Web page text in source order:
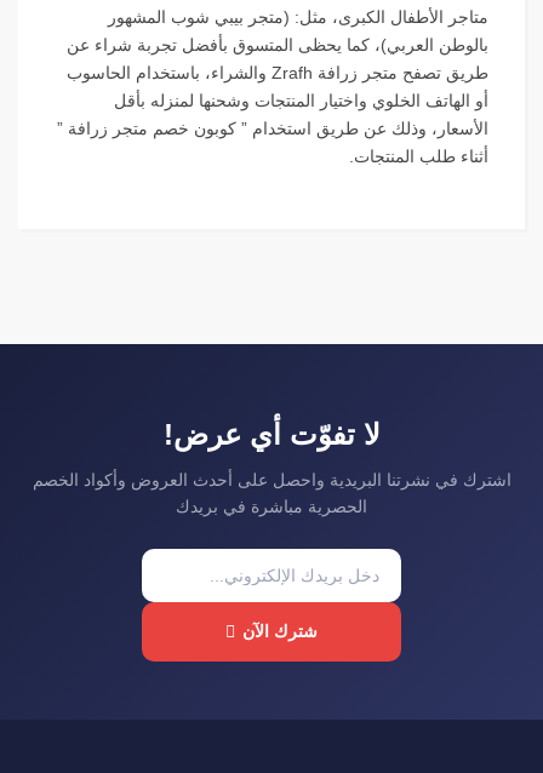
متاجر الأطفال الكبرى، مثل: (متجر بيبي شوب المشهور
بالوطن العربي)، كما يحظى المتسوق بأفضل تجربة شراء عن
طريق تصفح متجر زرافة Zrafh والشراء، باستخدام الحاسوب
أو الهاتف الخلوي واختيار المنتجات وشحنها لمنزله بأقل
الأسعار، وذلك عن طريق استخدام ” كوبون خصم متجر زرافة ”
أثناء طلب المنتجات.
لا تفوّت أي عرض!
اشترك في نشرتنا البريدية واحصل على أحدث العروض وأكواد الخصم
الحصرية مباشرة في بريدك
شترك الآن